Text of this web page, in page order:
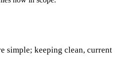
simple; keeping clean, current